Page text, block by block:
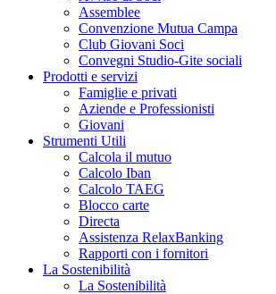
Assemblee
Convenzione Mutua Campa
Club Giovani Soci
Convegni Studio-Gite sociali
Prodotti e servizi
Famiglie e privati
Aziende e Professionisti
Giovani
Strumenti Utili
Calcola il mutuo
Calcolo Iban
Calcolo TAEG
Blocco carte
Directa
Assistenza RelaxBanking
Rapporti con i fornitori
La Sostenibilità
La Sostenibilità